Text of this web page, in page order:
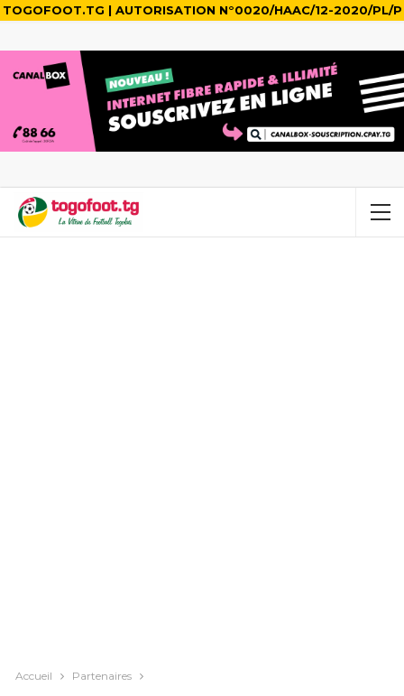
TOGOFOOT.TG | AUTORISATION N°0020/HAAC/12-2020/PL/P
Accueil Partenaires